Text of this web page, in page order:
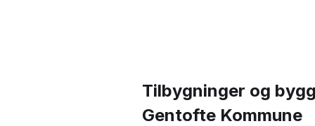
Tilbygninger og
Gentofte Kommune